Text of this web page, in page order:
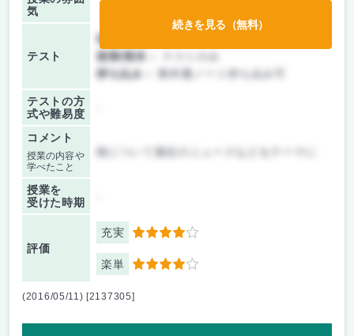
気
テスト
前期/中間：
後期/期末：
持ち込み：
教科書ノート持ち込み可
テストの方
式や難易度
コメント
授業の内容や
学べたこと
授業を
受けた時期
評価
充実 4
楽単 4
続きを見る（無料）
(2016/05/11) [2137305]